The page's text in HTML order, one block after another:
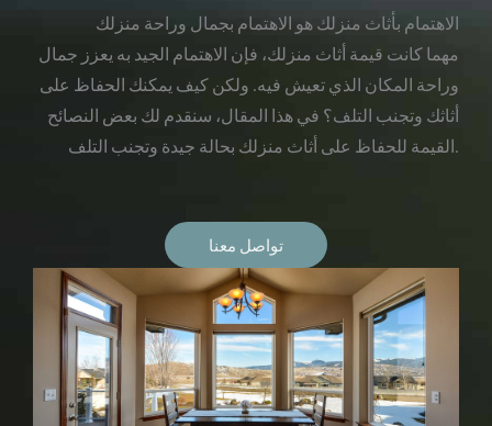
الاهتمام بأثاث منزلك هو الاهتمام بجمال وراحة منزلك
مهما كانت قيمة أثاث منزلك، فإن الاهتمام الجيد به يعزز جمال
وراحة المكان الذي تعيش فيه. ولكن كيف يمكنك الحفاظ على
أثاثك وتجنب التلف؟ في هذا المقال، سنقدم لك بعض النصائح
القيمة للحفاظ على أثاث منزلك بحالة جيدة وتجنب التلف.
تواصل معنا